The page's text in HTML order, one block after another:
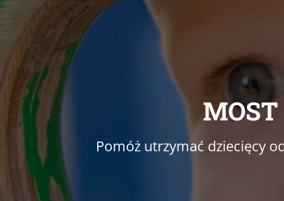
Pomóż utrzymać dziecięcy